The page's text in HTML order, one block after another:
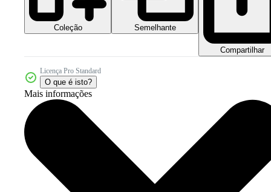
Coleção Semelhante
Compartilhar
Licença Pro Standard
O que é isto?
Mais informações